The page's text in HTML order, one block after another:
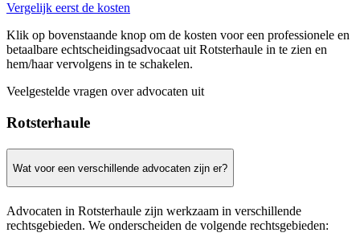
Vergelijk eerst de kosten
Klik op bovenstaande knop om de kosten voor een professionele en
betaalbare echtscheidingsadvocaat uit Rotsterhaule in te zien en
hem/haar vervolgens in te schakelen.
Veelgestelde vragen over advocaten uit
Rotsterhaule
Wat voor een verschillende advocaten zijn er?
Advocaten in Rotsterhaule zijn werkzaam in verschillende
rechtsgebieden. We onderscheiden de volgende rechtsgebieden: